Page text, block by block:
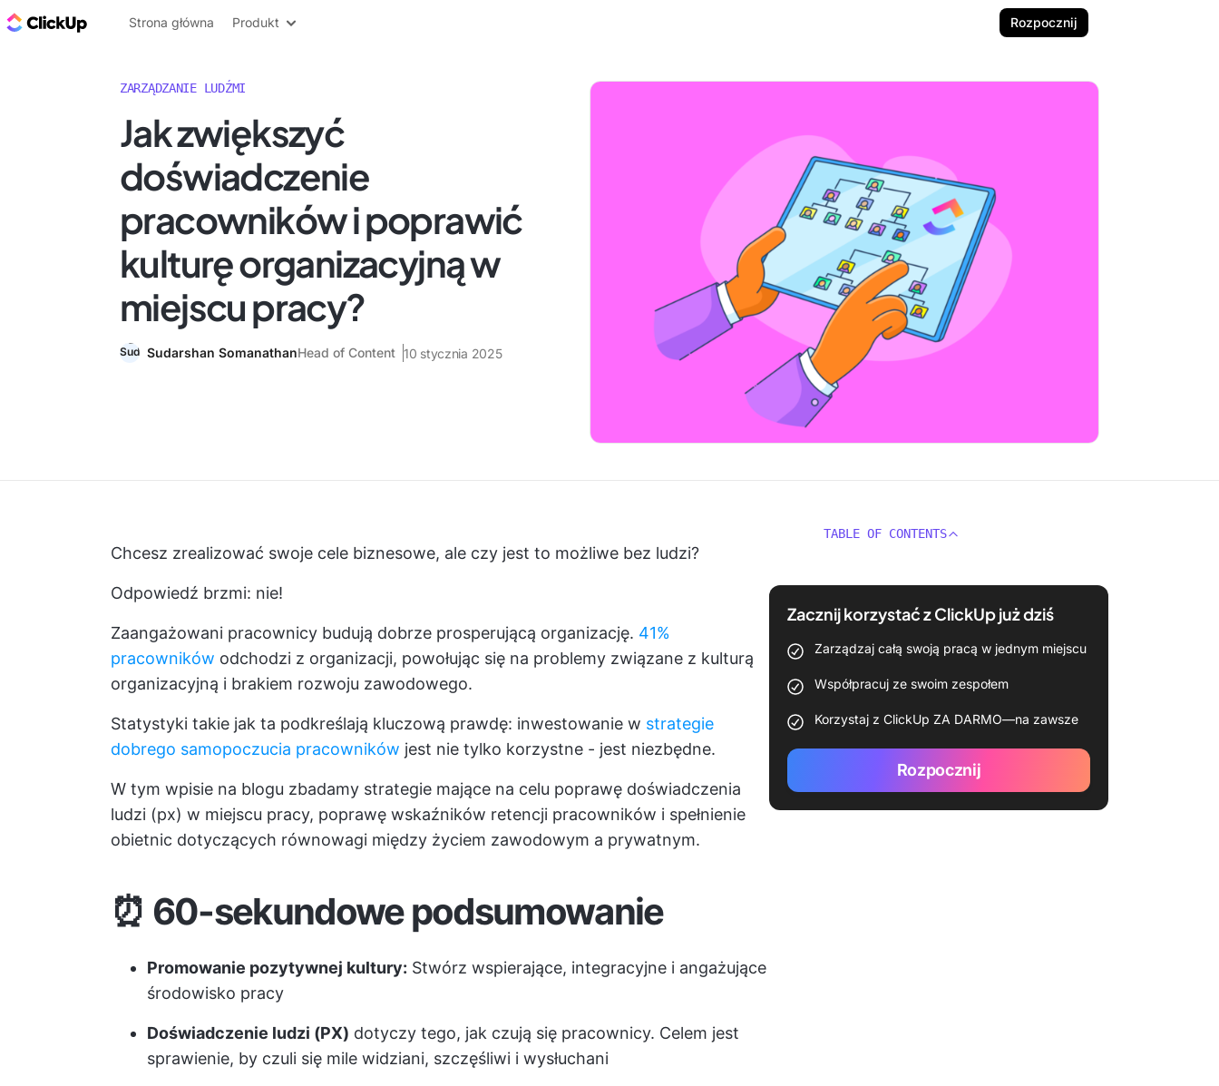
ClickUp Blog
Strona główna Produkt Rozpocznij
ZARZĄDZANIE LUDŹMI
Jak zwiększyć
doświadczenie
pracowników i poprawić
kulturę organizacyjną w
miejscu pracy?
Sudarshan SomanathanHead of Content 10 stycznia 2025
Chcesz zrealizować swoje cele biznesowe, ale czy jest to możliwe bez ludzi?
Odpowiedź brzmi: nie!
Zaangażowani pracownicy budują dobrze prosperującą organizację. 41%
pracowników odchodzi z organizacji, powołując się na problemy związane z kulturą
organizacyjną i brakiem rozwoju zawodowego.
Statystyki takie jak ta podkreślają kluczową prawdę: inwestowanie w strategie
dobrego samopoczucia pracowników jest nie tylko korzystne - jest niezbędne.
W tym wpisie na blogu zbadamy strategie mające na celu poprawę doświadczenia
ludzi (px) w miejscu pracy, poprawę wskaźników retencji pracowników i spełnienie
obietnic dotyczących równowagi między życiem zawodowym a prywatnym.
⏰ 60-sekundowe podsumowanie
Promowanie pozytywnej kultury: Stwórz wspierające, integracyjne i angażujące
środowisko pracy
Doświadczenie ludzi (PX) dotyczy tego, jak czują się pracownicy. Celem jest
sprawienie, by czuli się mile widziani, szczęśliwi i wysłuchani
TABLE OF CONTENTS
Zacznij korzystać z ClickUp już dziś
Zarządzaj całą swoją pracą w jednym miejscu
Współpracuj ze swoim zespołem
Korzystaj z ClickUp ZA DARMO—na zawsze
Rozpocznij